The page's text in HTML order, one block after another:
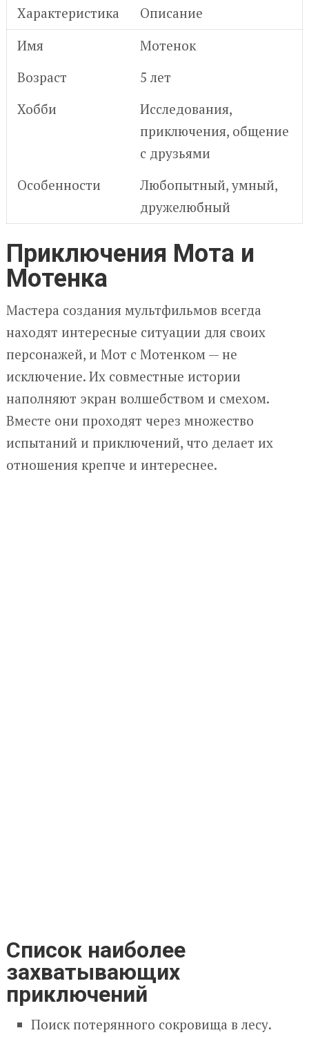
Характеристика
Описание
Имя
Мотенок
Возраст
5 лет
Хобби
Исследования,
приключения, общение
с друзьями
Особенности
Любопытный, умный,
дружелюбный
Приключения Мота и
Мотенка
Мастера создания мультфильмов всегда
находят интересные ситуации для своих
персонажей, и Мот с Мотенком — не
исключение. Их совместные истории
наполняют экран волшебством и смехом.
Вместе они проходят через множество
испытаний и приключений, что делает их
отношения крепче и интереснее.
Список наиболее
захватывающих
приключений
Поиск потерянного сокровища в лесу.